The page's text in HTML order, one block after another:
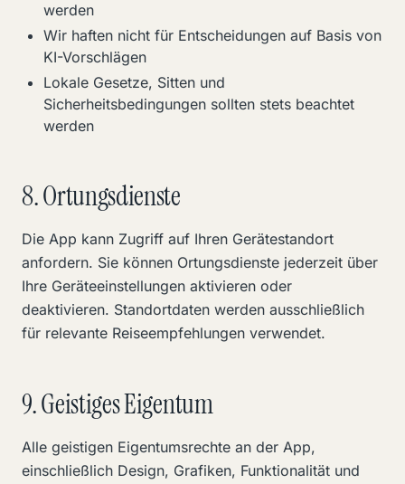
werden
Wir haften nicht für Entscheidungen auf Basis von
KI-Vorschlägen
Lokale Gesetze, Sitten und
Sicherheitsbedingungen sollten stets beachtet
werden
8. Ortungsdienste
Die App kann Zugriff auf Ihren Gerätestandort
anfordern. Sie können Ortungsdienste jederzeit über
Ihre Geräteeinstellungen aktivieren oder
deaktivieren. Standortdaten werden ausschließlich
für relevante Reiseempfehlungen verwendet.
9. Geistiges Eigentum
Alle geistigen Eigentumsrechte an der App,
einschließlich Design, Grafiken, Funktionalität und